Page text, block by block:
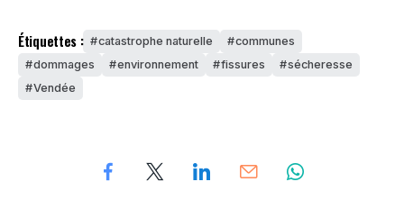
Étiquettes : catastrophe naturelle
communes
dommages
environnement fissures
sécheresse
Vendée